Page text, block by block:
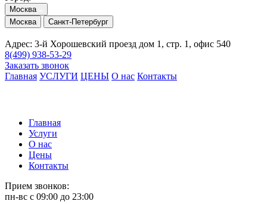
Москва
Москва
Санкт-Петербург
Адрес: 3-й Хорошевский проезд дом 1, стр. 1, офис 540
8(499) 938-53-29
Заказать звонок
Главная УСЛУГИ ЦЕНЫ О нас Контакты
Главная
Услуги
О нас
Цены
Контакты
Прием звонков:
пн-вс с 09:00 до 23:00